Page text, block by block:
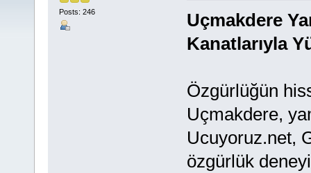
Posts: 246
Uçmakdere
Kanatlarıyla
Özgürlüğün
Uçmakdere,
Ucuyoruz.net,
özgürlük